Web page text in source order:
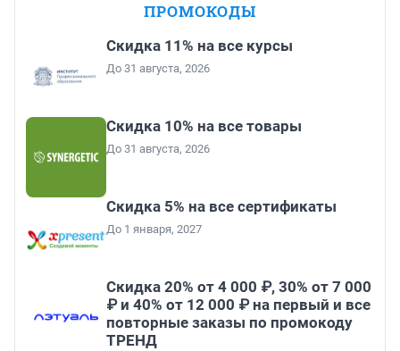
ПРОМОКОДЫ
Скидка 11% на все курсы
До 31 августа, 2026
Скидка 10% на все товары
До 31 августа, 2026
Скидка 5% на все сертификаты
До 1 января, 2027
Скидка 20% от 4 000 ₽, 30% от 7 000
₽ и 40% от 12 000 ₽ на первый и все
повторные заказы по промокоду
ТРЕНД